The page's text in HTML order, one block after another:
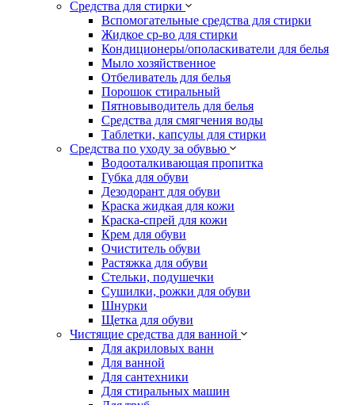
Средства для стирки
Вспомогательные средства для стирки
Жидкое ср-во для стирки
Кондиционеры/ополаскиватели для белья
Мыло хозяйственное
Отбеливатель для белья
Порошок стиральный
Пятновыводитель для белья
Средства для смягчения воды
Таблетки, капсулы для стирки
Средства по уходу за обувью
Водооталкивающая пропитка
Губка для обуви
Дезодорант для обуви
Краска жидкая для кожи
Краска-спрей для кожи
Крем для обуви
Очиститель обуви
Растяжка для обуви
Стельки, подушечки
Сушилки, рожки для обуви
Шнурки
Щетка для обуви
Чистящие средства для ванной
Для акриловых ванн
Для ванной
Для сантехники
Для стиральных машин